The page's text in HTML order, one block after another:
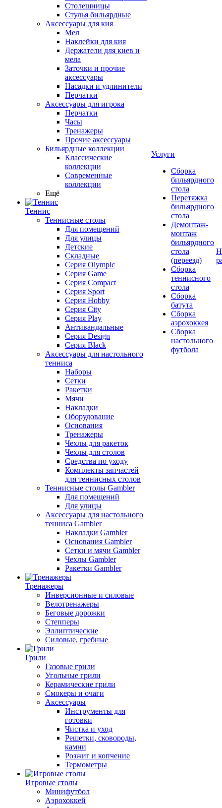
Столешницы
Стулья бильярдные
Аксессуары для кия
Мел
Наклейки для кия
Держатели для киев и
мела
Заточки и прочие
аксессуары
Насадки и удлинители
Перчатки
Аксессуары для игрока
Перчатки
Часы
Тренажеры
Прочие аксессуары
Бильярдные коллекции
Классические
коллекции
Современные
коллекции
Ещё
Теннис
Теннисные столы
Для помещений
Для улицы
Детские
Складные
Серия Olympic
Серия Game
Серия Compact
Серия Sport
Серия Hobby
Серия City
Серия Play
Антивандальные
Серия Design
Серия Black
Аксессуары для настольного
тенниса
Наборы
Сетки
Ракетки
Мячи
Накладки
Оборудование
Основания
Тренажеры
Чехлы для ракеток
Чехлы для столов
Средства по уходу
Комплекты запчастей
для теннисных столов
Теннисные столы Gambler
Для помещений
Для улицы
Аксессуары для настольного
тенниса Gambler
Накладки Gambler
Основания Gambler
Сетки и мячи Gambler
Чехлы Gambler
Ракетки Gambler
Тренажеры
Инверсионные и силовые
Велотренажеры
Беговые дорожки
Степперы
Эллиптические
Силовые, гребные
Грили
Газовые грили
Угольные грили
Керамические грили
Смокеры и очаги
Аксессуары
Инструменты для
готовки
Чистка и уход
Решетки, сковороды,
камни
Розжиг и копчение
Термометры
Игровые столы
Минифутбол
Аэрохоккей
Услуги
Сборка
бильярдного
стола
Перетяжка
бильярдного
стола
Демонтаж-
монтаж
бильярдного
стола
(переезд)
Сборка
теннисного
стола
Сборка
батута
Сборка
аэрохоккея
Сборка
настольного
футбола